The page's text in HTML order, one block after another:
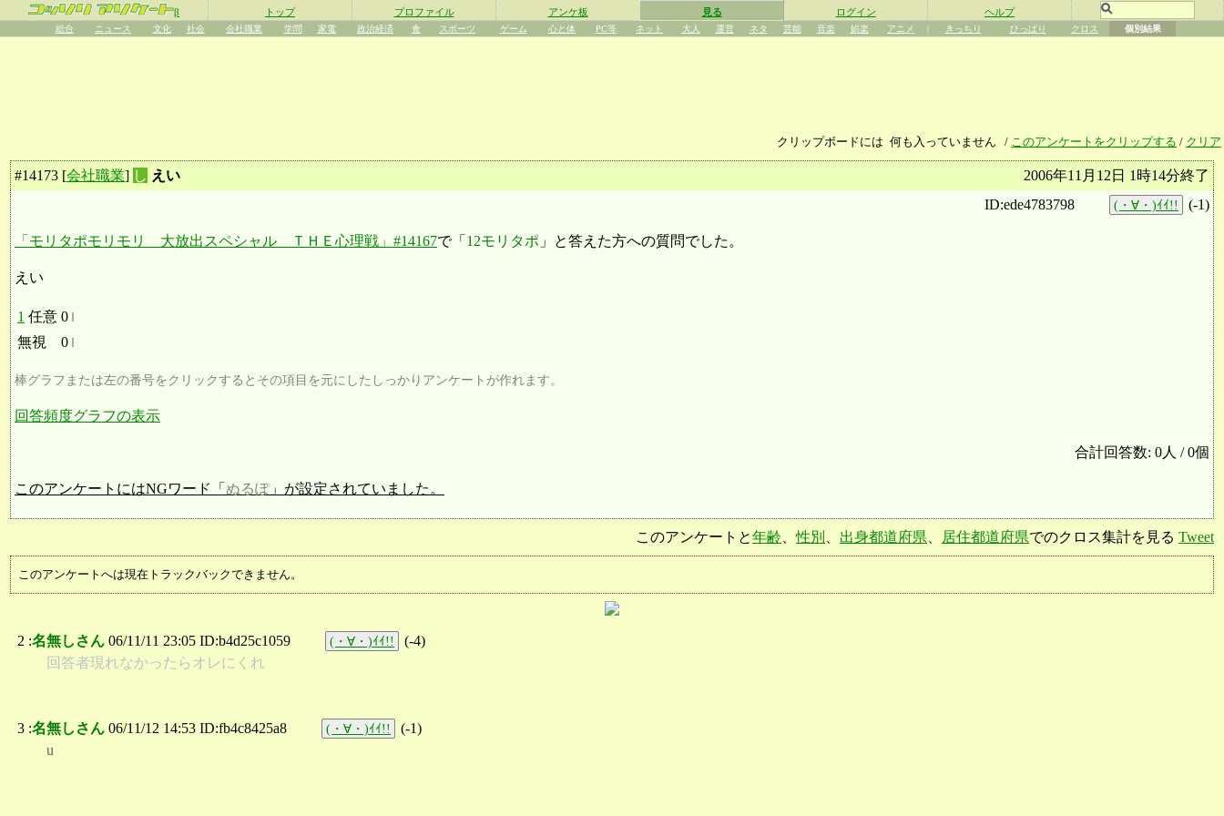
β トップ プロファイル アンケ板 見る ログイン ヘルプ
総合 ニュース 文化 社会 会社職業 学問 家電 政治経済 食 スポーツ ゲーム 心と体 PC等 ネット 大人 運営 ネタ 芸能 音楽 娯楽 アニメ | きっちり ひっぱり クロス 個別結果
クリップボードには 何も入っていません / このアンケートをクリップする / クリア
2006年11月12日 1時14分終了
#14173 [会社職業] し えい
ID:ede4783798
(・∀・)ｲｲ!! (-1)
「モリタポモリモリ 大放出スペシャル ＴＨＥ心理戦」#14167で「 12モリタポ 」と答えた方への質問でした。
えい
1 任意 0
無視
0
棒グラフまたは左の番号をクリックするとその項目を元にしたしっかりアンケートが作れます。
回答頻度グラフの表示
合計回答数: 0人 / 0個
このアンケートにはNGワード「 ぬるぽ」が設定されていました。
このアンケートと年齢 、性別 出身都道府県 居住都道府県でのクロス集計を見る Tweet
このアンケートへは現在トラックバックできません。
2 :名無しさん 06/11/11 23:05 ID:b4d25c1059 (・∀・)ｲｲ!! (-4)
回答者現れなかったらオレにくれ
3 :名無しさん 06/11/12 14:53 ID:fb4c8425a8 (・∀・)ｲｲ!! (-1)
u